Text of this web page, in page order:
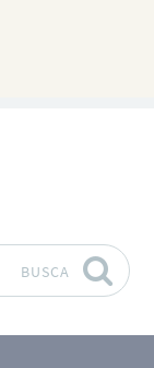
BUSCA